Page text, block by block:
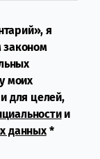
я
законом
моих
для целей,
и
данных*